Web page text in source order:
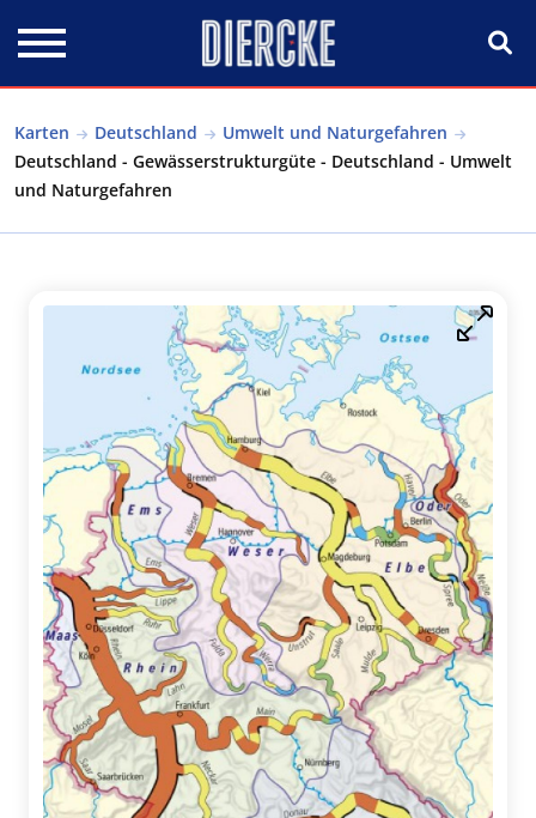
Karten Deutschland
Umwelt und Naturgefahren
Deutschland - Gewässerstrukturgüte - Deutschland - Umwelt
und Naturgefahren